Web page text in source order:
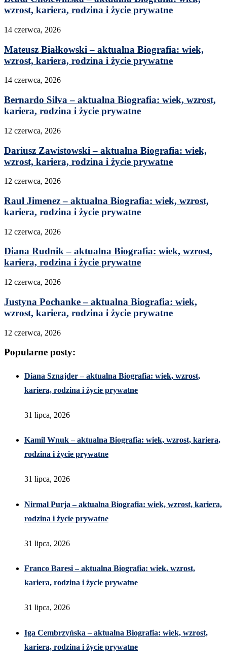
wzrost, kariera, rodzina i życie prywatne
14 czerwca, 2026
Mateusz Białkowski – aktualna Biografia: wiek,
wzrost, kariera, rodzina i życie prywatne
14 czerwca, 2026
Bernardo Silva – aktualna Biografia: wiek, wzrost,
kariera, rodzina i życie prywatne
12 czerwca, 2026
Dariusz Zawistowski – aktualna Biografia: wiek,
wzrost, kariera, rodzina i życie prywatne
12 czerwca, 2026
Raul Jimenez – aktualna Biografia: wiek, wzrost,
kariera, rodzina i życie prywatne
12 czerwca, 2026
Diana Rudnik – aktualna Biografia: wiek, wzrost,
kariera, rodzina i życie prywatne
12 czerwca, 2026
Justyna Pochanke – aktualna Biografia: wiek,
wzrost, kariera, rodzina i życie prywatne
12 czerwca, 2026
Popularne posty:
Diana Sznajder – aktualna Biografia: wiek, wzrost,
kariera, rodzina i życie prywatne
31 lipca, 2026
Kamil Wnuk – aktualna Biografia: wiek, wzrost, kariera,
rodzina i życie prywatne
31 lipca, 2026
Nirmal Purja – aktualna Biografia: wiek, wzrost, kariera,
rodzina i życie prywatne
31 lipca, 2026
Franco Baresi – aktualna Biografia: wiek, wzrost,
kariera, rodzina i życie prywatne
31 lipca, 2026
Iga Cembrzyńska – aktualna Biografia: wiek, wzrost,
kariera, rodzina i życie prywatne